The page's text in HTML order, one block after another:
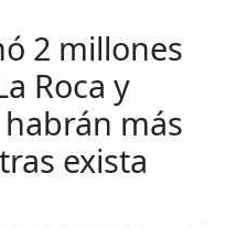
2 millones
Roca y
más
exista